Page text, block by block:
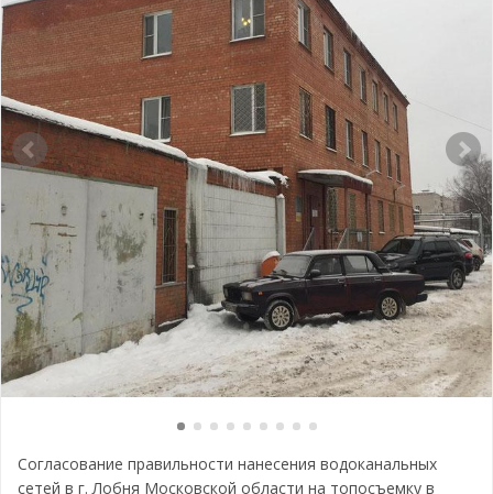
Согласование правильности нанесения водоканальных
сетей в г. Лобня Московской области на топосъемку в